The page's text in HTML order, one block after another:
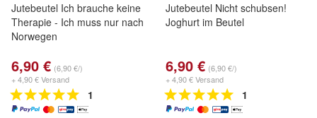
Jutebeutel Ich brauche keine
Therapie - Ich muss nur nach
Norwegen
6,90 € (6,90 €/)
+ 4,90 € Versand
1
Jutebeutel Nicht schubsen!
Joghurt im Beutel
6,90 € (6,90 €/)
+ 4,90 € Versand
1